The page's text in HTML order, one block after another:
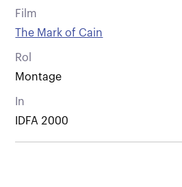
Film
The Mark of Cain
Rol
Montage
In
IDFA 2000